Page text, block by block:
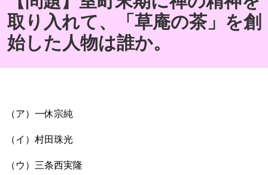
取り入れて、「草庵の茶」を創
始した人物は誰か。
（ア）一休宗純
（イ）村田珠光
（ウ）三条西実隆